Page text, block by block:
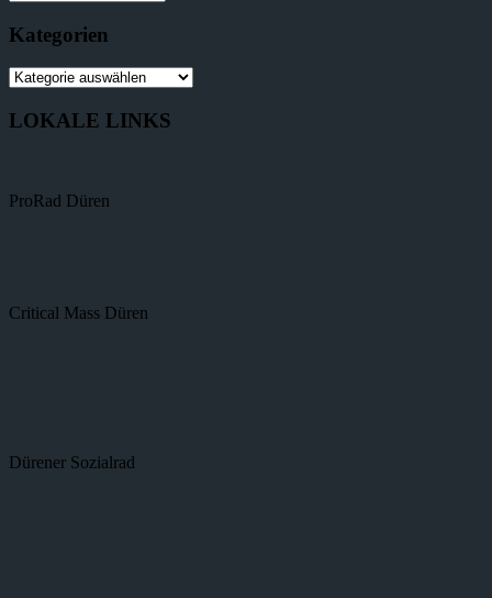
Kategorien
LOKALE LINKS
ProRad Düren
Critical Mass Düren
Dürener Sozialrad